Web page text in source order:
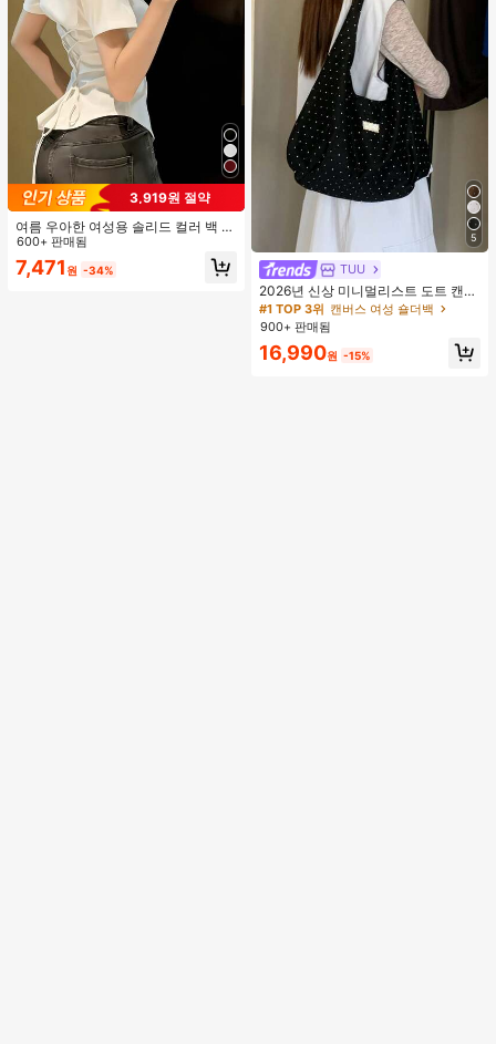
3,919원 절약
여름 우아한 여성용 솔리드 컬러 백 타
이 셔츠 (참고: 가볍고 통기성 있는 얇
은 스타일) 허리 드로스트링 디자인 화
이트, 조용한 럭셔리
600+ 판매됨
7,471 원 -34%
5
TUU
2026년 신상 미니멀리스트 도트 캔버
스 토트백, 대용량 캐주얼 다용도 통근
숄더 핸드백
#1 TOP 3위 캔버스 여성 숄더백
900+ 판매됨
16,990원 -15%